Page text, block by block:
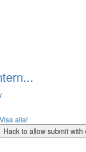
Visa alla!